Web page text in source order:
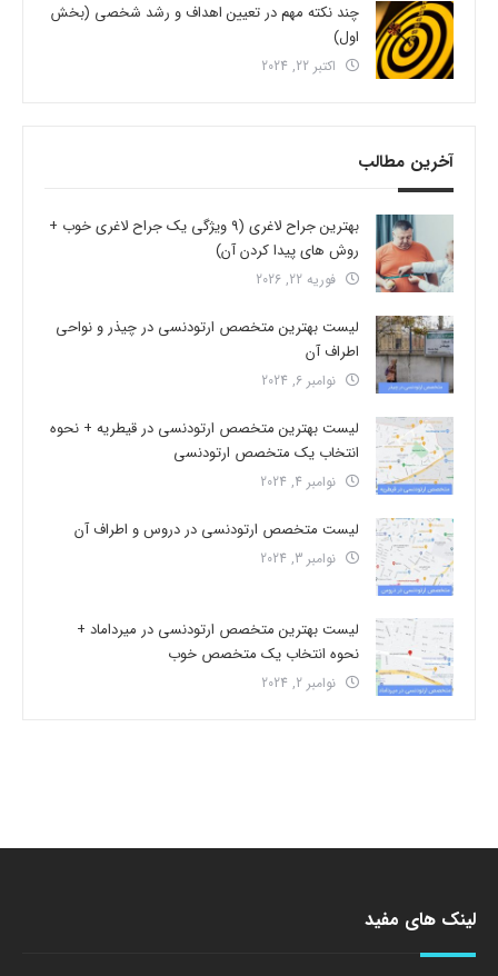
چند نکته مهم در تعیین اهداف و رشد شخصی (بخش
اول)
اکتبر 22, 2024
آخرین مطالب
بهترین جراح لاغری (9 ویژگی یک جراح لاغری خوب +
روش های پیدا کردن آن)
فوریه 22, 2026
لیست بهترین متخصص ارتودنسی در چیذر و نواحی
اطراف آن
نوامبر 6, 2024
لیست بهترین متخصص ارتودنسی در قیطریه + نحوه
انتخاب یک متخصص ارتودنسی
نوامبر 4, 2024
لیست متخصص ارتودنسی در دروس و اطراف آن
نوامبر 3, 2024
لیست بهترین متخصص ارتودنسی در میرداماد +
نحوه انتخاب یک متخصص خوب
نوامبر 2, 2024
لینک های مفید